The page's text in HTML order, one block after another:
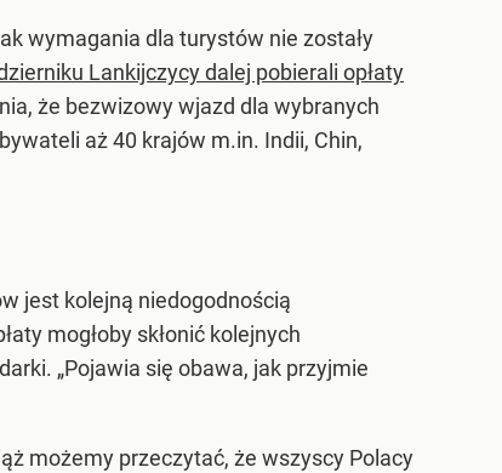
wymagania dla turystów nie zostały
Lankijczycy dalej pobierali opłaty
że bezwizowy wjazd dla wybranych
aż 40 krajów m.in. Indii, Chin,
jest kolejną niedogodnością
mogłoby skłonić kolejnych
„Pojawia się obawa, jak przyjmie
możemy przeczytać, że wszyscy Polacy